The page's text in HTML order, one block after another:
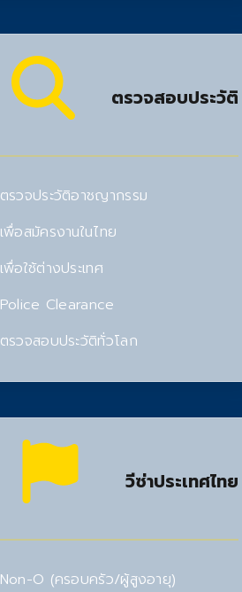
ตรวจสอบประวัติ
ตรวจประวัติอาชญากรรม
เพื่อสมัครงานในไทย
เพื่อใช้ต่างประเทศ
Police Clearance
ตรวจสอบประวัติทั่วโลก
วีซ่าประเทศไทย
Non-O (ครอบครัว/ผู้สูงอายุ)